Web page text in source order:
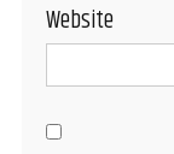
Website